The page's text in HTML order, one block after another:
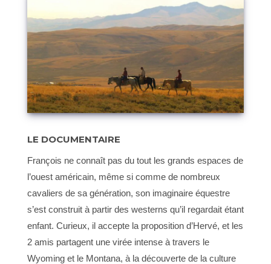
LE DOCUMENTAIRE
François ne connaît pas du tout les grands espaces de
l’ouest américain, même si comme de nombreux
cavaliers de sa génération, son imaginaire équestre
s’est construit à partir des westerns qu’il regardait étant
enfant. Curieux, il accepte la proposition d’Hervé, et les
2 amis partagent une virée intense à travers le
Wyoming et le Montana, à la découverte de la culture